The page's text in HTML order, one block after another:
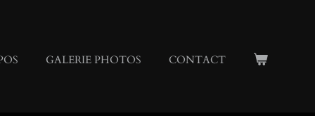
GALERIE PHOTOS CONTACT